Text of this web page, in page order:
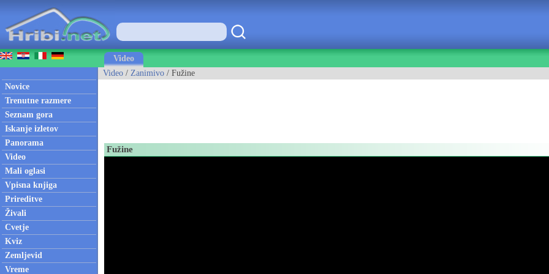
Video
Novice
Trenutne razmere
Seznam gora
Iskanje izletov
Panorama
Video
Mali oglasi
Vpisna knjiga
Prireditve
Živali
Cvetje
Kviz
Zemljevid
Vreme
Video / Zanimivo / Fužine
Fužine